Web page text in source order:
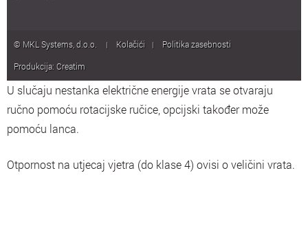
© MKL Systems, d.o.o. | Kolačići |
Politika zasebnosti
Produkcija:Creatim
U slučaju nestanka električne energije vrata se otvaraju
ručno pomoću rotacijske ručice, opcijski također može
pomoću lanca.
Otpornost na utjecaj vjetra (do klase 4) ovisi o veličini vrata.